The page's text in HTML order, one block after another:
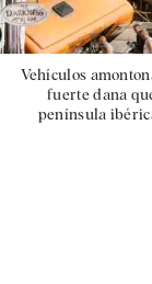
Vehículos
fuerte dana
península